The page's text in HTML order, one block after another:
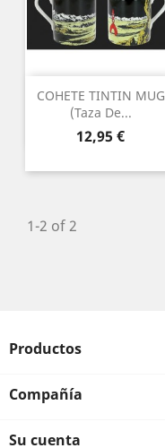
COHETE TINTIN MUG
(Taza De...
Precio
12,95 €
1-2 of 2
Productos
Compañía
Su cuenta